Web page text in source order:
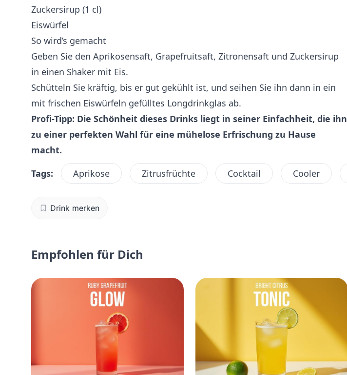
Zuckersirup (1 cl)
Eiswürfel
So wird’s gemacht
Geben Sie den Aprikosensaft, Grapefruitsaft, Zitronensaft und Zuckersirup
in einen Shaker mit Eis.
Schütteln Sie kräftig, bis er gut gekühlt ist, und seihen Sie ihn dann in ein
mit frischen Eiswürfeln gefülltes Longdrinkglas ab.
Profi-Tipp: Die Schönheit dieses Drinks liegt in seiner Einfachheit, die ihn
zu einer perfekten Wahl für eine mühelose Erfrischung zu Hause
macht.
Tags:
Aprikose Zitrusfrüchte Cocktail Cooler
Drink merken
Empfohlen für Dich